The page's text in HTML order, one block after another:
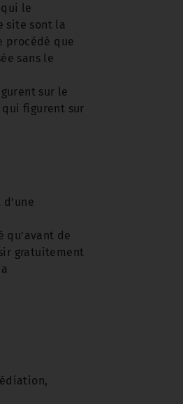
le
site sont la
procédé que
sans le
sur le
qui figurent sur
qu’avant de
gratuitement